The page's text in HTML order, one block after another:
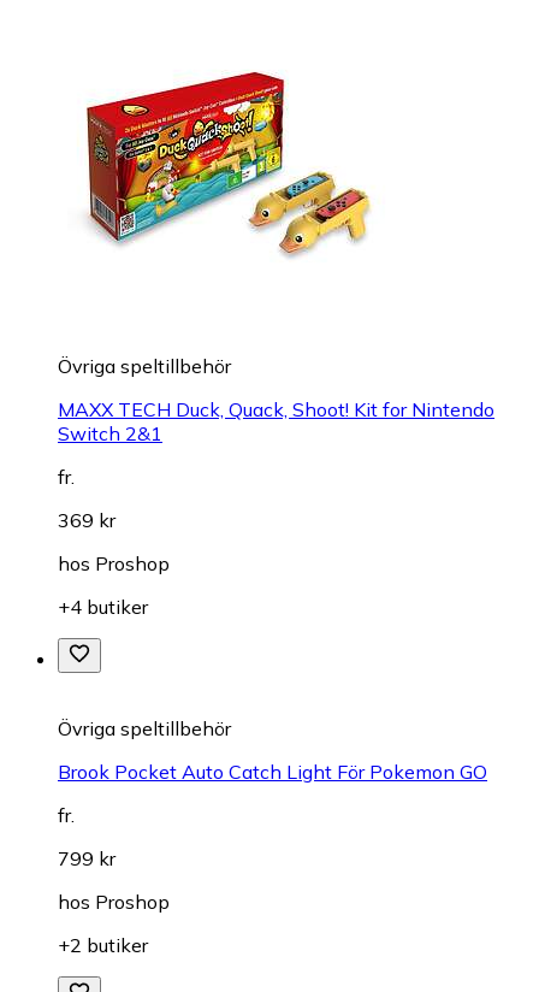
Övriga speltillbehör
MAXX TECH Duck, Quack, Shoot! Kit for Nintendo
Switch 2&1
fr.
369 kr
hos Proshop
+4 butiker
Övriga speltillbehör
Brook Pocket Auto Catch Light För Pokemon GO
fr.
799 kr
hos Proshop
+2 butiker